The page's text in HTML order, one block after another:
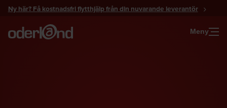
Gå
innehåll
Ny här? Få kostnadsfri flytthjälp från din nuvarande leverantör
Meny